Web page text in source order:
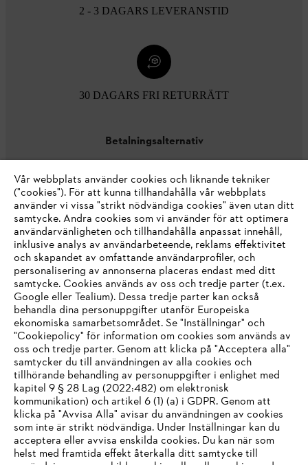
2 - 3 DAGARS LEVERANSTID
30 DAGARS FRI RETURRÄTT
Betalningsalternativ
Företaget
STIHL FAQ
Service
Allmänna villkor och bestämmelser
IHR BROWSER WIRD NICHT
UNTERSTÜTZT
Sie nutzen einen Browser, den wir noch nicht unterstützen. Für
Vår webbplats använder cookies och liknande tekniker
("cookies"). För att kunna tillhandahålla vår webbplats
använder vi vissa "strikt nödvändiga cookies" även utan ditt
samtycke. Andra cookies som vi använder för att optimera
användarvänligheten och tillhandahålla anpassat innehåll,
inklusive analys av användarbeteende, reklams effektivitet
och skapandet av omfattande användarprofiler, och
personalisering av annonserna placeras endast med ditt
samtycke. Cookies används av oss och tredje parter (t.ex.
Google eller Tealium). Dessa tredje parter kan också
behandla dina personuppgifter utanför Europeiska
ekonomiska samarbetsområdet. Se "Inställningar" och
"Cookiepolicy" för information om cookies som används av
oss och tredje parter. Genom att klicka på "Acceptera alla"
samtycker du till användningen av alla cookies och
tillhörande behandling av personuppgifter i enlighet med
kapitel 9 § 28 Lag (2022:482) om elektronisk
kommunikation) och artikel 6 (1) (a) i GDPR. Genom att
klicka på "Avvisa Alla" avisar du användningen av cookies
som inte är strikt nödvändiga. Under Inställningar kan du
acceptera eller avvisa enskilda cookies. Du kan när som
helst med framtida effekt återkalla ditt samtycke till